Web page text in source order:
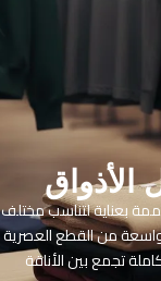
بعناية لتناسب مختلف
من القطع العصرية
تجمع بين الأناقة